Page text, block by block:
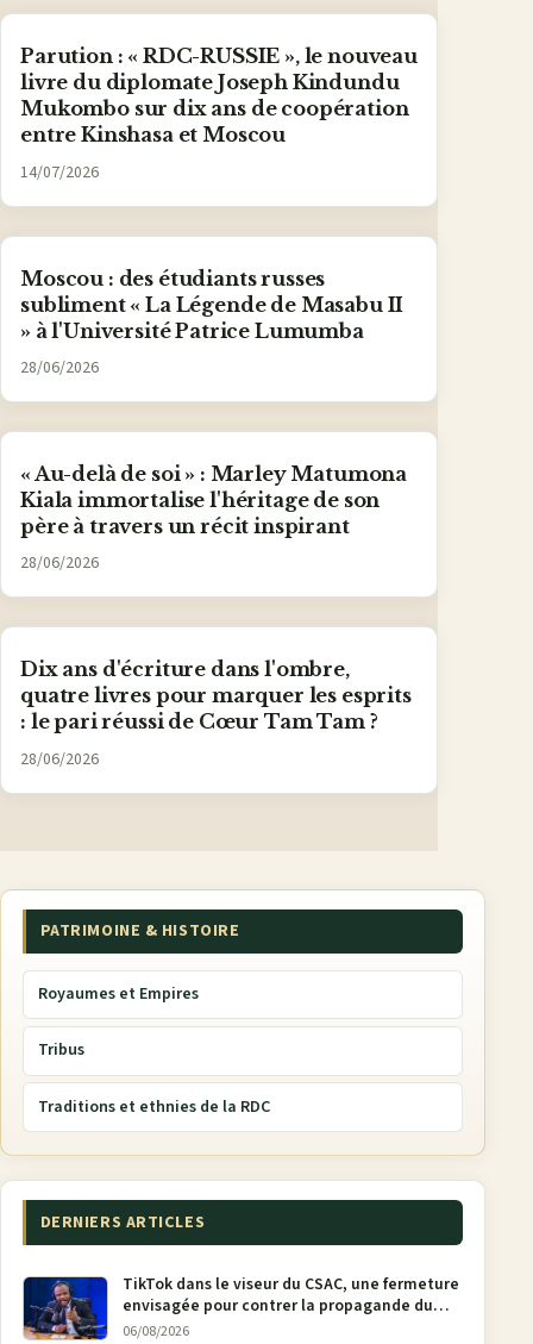
Parution : « RDC-RUSSIE », le nouveau
livre du diplomate Joseph Kindundu
Mukombo sur dix ans de coopération
entre Kinshasa et Moscou
14/07/2026
Moscou : des étudiants russes
subliment « La Légende de Masabu II
» à l'Université Patrice Lumumba
28/06/2026
« Au-delà de soi » : Marley Matumona
Kiala immortalise l'héritage de son
père à travers un récit inspirant
28/06/2026
Dix ans d'écriture dans l'ombre,
quatre livres pour marquer les esprits
: le pari réussi de Cœur Tam Tam ?
28/06/2026
PATRIMOINE & HISTOIRE
Royaumes et Empires
Tribus
Traditions et ethnies de la RDC
DERNIERS ARTICLES
TikTok dans le viseur du CSAC, une fermeture
envisagée pour contrer la propagande du
M23
06/08/2026